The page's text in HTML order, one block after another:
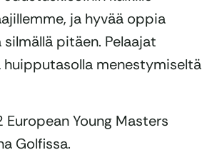
ja hyvää oppia
pitäen. Pelaajat
huipputasolla menestymiseltä
European Young Masters
Golfissa.